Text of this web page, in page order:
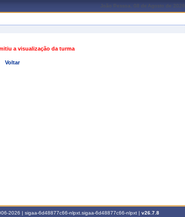
João Pessoa, 08 de Agosto de 2026
a visualização da turma
Voltar
2026 | sigaa-6d48877c66-nlpxt.sigaa-6d48877c66-nlpxt | v26.7.8